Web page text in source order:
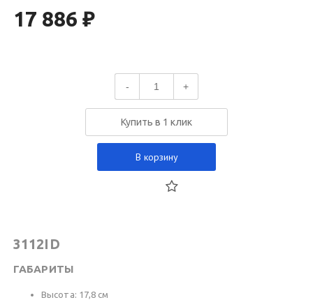
17 886 ₽
- +
Купить в 1 клик
В корзину
3112ID
ГАБАРИТЫ
Высота: 17,8 см